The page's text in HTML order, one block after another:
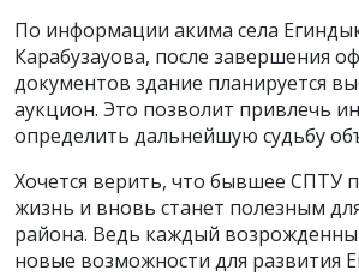
По информации акима села
Карабузауова, после завершения
документов здание планируется
аукцион. Это позволит привлечь
определить дальнейшую судьбу
Хочется верить, что бывшее СПТУ
жизнь и вновь станет полезным
района. Ведь каждый
новые возможности для развития